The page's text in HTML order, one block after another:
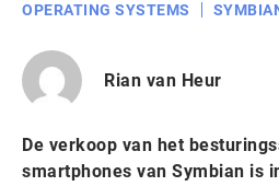
OPERATING SYSTEMS
Rian van Heur
De verkoop van het
smartphones van Symbian is